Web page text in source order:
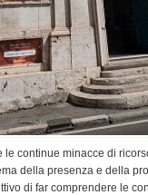
le continue minacce di
della presenza e della
di far comprendere le